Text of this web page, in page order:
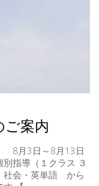
ご案内
8月3日～8月13日
指導（１クラス ３
社会・英単語 から